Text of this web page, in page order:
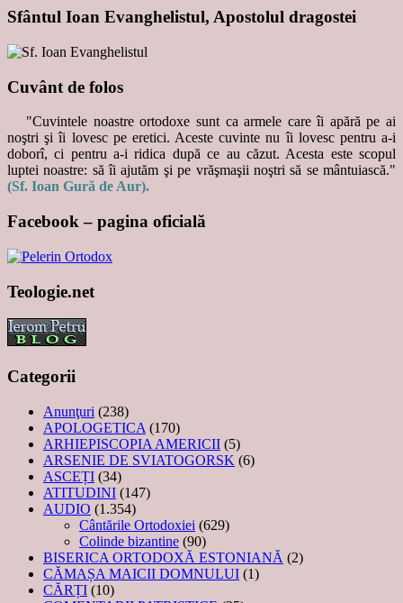
Sfântul Ioan Evanghelistul, Apostolul dragostei
Cuvânt de folos
"Cuvintele noastre ortodoxe sunt ca armele care îi apără pe ai
noştri şi îi lovesc pe eretici. Aceste cuvinte nu îi lovesc pentru a-i
doborî, ci pentru a-i ridica după ce au căzut. Acesta este scopul
luptei noastre: să îi ajutăm şi pe vrăşmaşii noştri să se mântuiască."
(Sf. Ioan Gură de Aur).
Facebook – pagina oficială
Teologie.net
Categorii
Anunţuri (238)
APOLOGETICA (170)
ARHIEPISCOPIA AMERICII (5)
ARSENIE DE SVIATOGORSK (6)
ASCEȚI (34)
ATITUDINI (147)
AUDIO (1.354)
Cântările Ortodoxiei (629)
Colinde bizantine (90)
BISERICA ORTODOXĂ ESTONIANĂ (2)
CĂMAȘA MAICII DOMNULUI (1)
CĂRȚI (10)